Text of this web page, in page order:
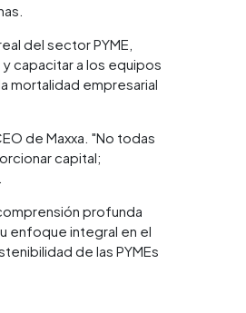
del sector PYME,
capacitar a los equipos
mortalidad empresarial
de Maxxa. "No todas
capital;
profunda
enfoque integral en el
de las PYMEs